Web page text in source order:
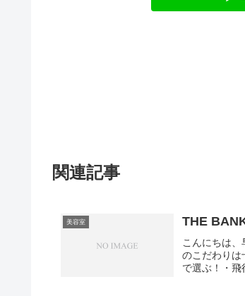
関連記事
美容室 THE
こんにちは、
のこだわりは
で選ぶ！・